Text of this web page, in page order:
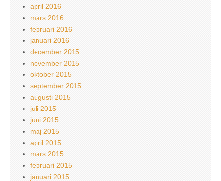
april 2016
mars 2016
februari 2016
januari 2016
december 2015
november 2015
oktober 2015
september 2015
augusti 2015
juli 2015
juni 2015
maj 2015
april 2015
mars 2015
februari 2015
januari 2015